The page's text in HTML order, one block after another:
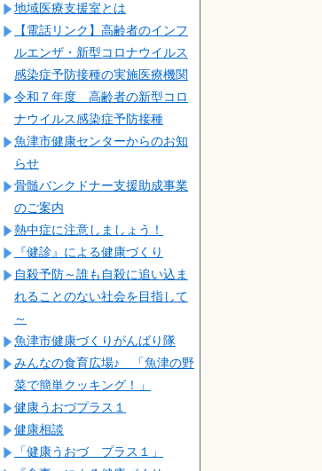
地域医療支援室とは
【電話リンク】高齢者のインフ
ルエンザ・新型コロナウイルス
感染症予防接種の実施医療機関
令和７年度 高齢者の新型コロ
ナウイルス感染症予防接種
魚津市健康センターからのお知
らせ
骨髄バンクドナー支援助成事業
のご案内
熱中症に注意しましょう！
『健診』による健康づくり
自殺予防～誰も自殺に追い込ま
れることのない社会を目指して
～
魚津市健康づくりがんばり隊
みんなの食育広場♪ 「魚津の野
菜で簡単クッキング！」
健康うおづプラス１
健康相談
「健康うおづ プラス１」